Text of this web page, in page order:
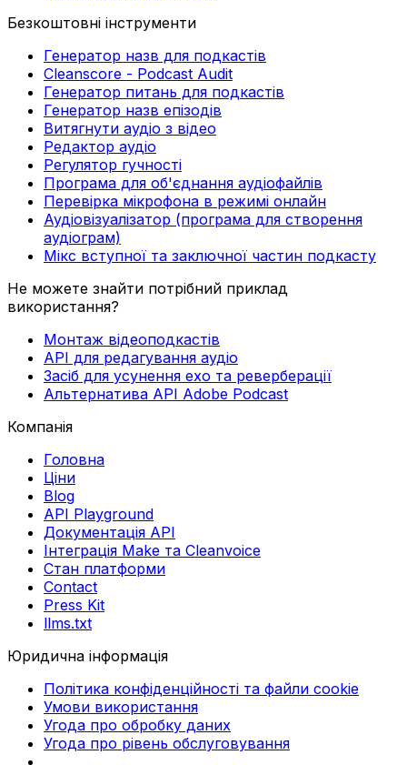
Безкоштовні інструменти
Генератор назв для подкастів
Cleanscore - Podcast Audit
Генератор питань для подкастів
Генератор назв епізодів
Витягнути аудіо з відео
Редактор аудіо
Регулятор гучності
Програма для об'єднання аудіофайлів
Перевірка мікрофона в режимі онлайн
Аудіовізуалізатор (програма для створення
аудіограм)
Мікс вступної та заключної частин подкасту
Не можете знайти потрібний приклад
використання?
Монтаж відеоподкастів
API для редагування аудіо
Засіб для усунення ехо та реверберації
Альтернатива API Adobe Podcast
Компанія
Головна
Ціни
Blog
API Playground
Документація API
Інтеграція Make та Cleanvoice
Стан платформи
Contact
Press Kit
llms.txt
Юридична інформація
Політика конфіденційності та файли cookie
Умови використання
Угода про обробку даних
Угода про рівень обслуговування